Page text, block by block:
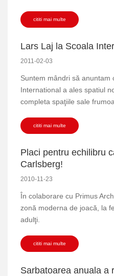
cititi mai multe
Lars Laj la Scoala
2011-02-03
Suntem mândri să anuntam
International a ales spatiul
completa spaţiile sale
cititi mai multe
Placi pentru echilibru
Carlsberg!
2010-11-23
În colaborare cu Primus
zonă moderna de joacă, la
adulţi.
cititi mai multe
Sarbatoarea anuala a